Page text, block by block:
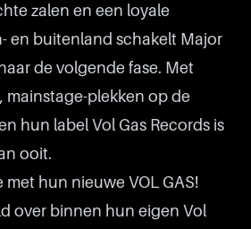
zalen en een loyale
en buitenland schakelt Major
de volgende fase. Met
mainstage-plekken op de
hun label Vol Gas Records is
ooit.
met hun nieuwe VOL GAS!
over binnen hun eigen Vol